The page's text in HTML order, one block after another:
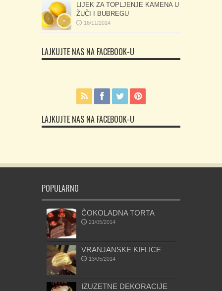
LIJEK ZA TOPLJENJE KAMENA U
ŽUČI I BUBREGU
16/11/2014
LAJKUJTE NAS NA FACEBOOK-U
LAJKUJTE NAS NA FACEBOOK-U
POPULARNO
ČOKOLADNA TORTA
21/05/2014
VRANJANSKE KIFLICE
13/05/2014
IZUZETNE DEKORACIJE